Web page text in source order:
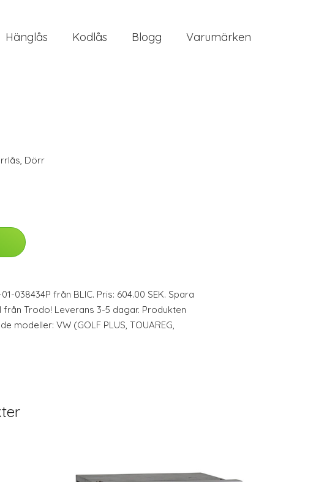
Hänglås Kodlås Blogg Varumärken
, Dörr
038434P från BLIC. Pris: 604.00 SEK. Spara
Trodo! Leverans 3-5 dagar. Produkten
modeller: VW (GOLF PLUS, TOUAREG,